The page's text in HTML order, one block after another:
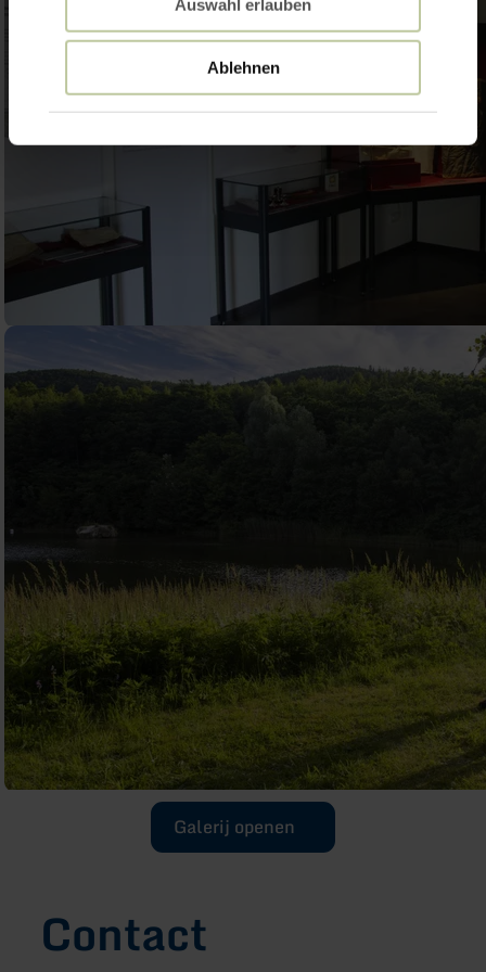
Auswahl erlauben
Ablehnen
Galerij openen
Contact